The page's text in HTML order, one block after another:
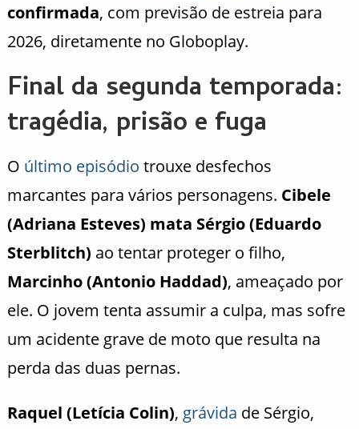
confirmada, com previsão de estreia para
2026, diretamente no Globoplay.
Final da segunda temporada:
tragédia, prisão e fuga
O último episódio trouxe desfechos
marcantes para vários personagens. Cibele
(Adriana Esteves) mata Sérgio (Eduardo
Sterblitch) ao tentar proteger o filho,
Marcinho (Antonio Haddad), ameaçado por
ele. O jovem tenta assumir a culpa, mas sofre
um acidente grave de moto que resulta na
perda das duas pernas.
Raquel (Letícia Colin), grávida de Sérgio,